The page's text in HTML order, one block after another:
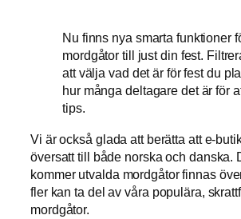
Nu finns nya smarta funktioner
mordgåtor till just din fest.
att välja vad det är för fest du
hur många deltagare det är för
tips.
Vi är också glada att berätta att e-
översatt till både norska och danska.
kommer utvalda mordgåtor finnas
fler kan ta del av våra populära,
mordgåtor.